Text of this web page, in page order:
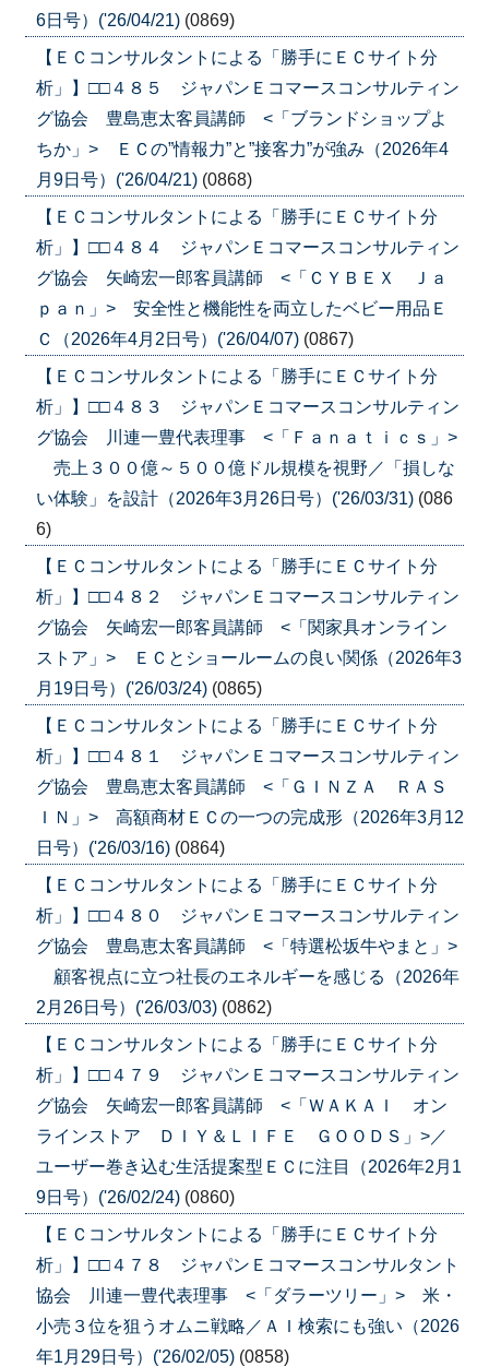
6日号）('26/04/21) (0869)
【ＥＣコンサルタントによる「勝手にＥＣサイト分
析」】□□４８５ ジャパンＥコマースコンサルティン
グ協会 豊島恵太客員講師 <「ブランドショップよ
ちか」> ＥＣの”情報力”と”接客力”が強み（2026年4
月9日号）('26/04/21) (0868)
【ＥＣコンサルタントによる「勝手にＥＣサイト分
析」】□□４８４ ジャパンＥコマースコンサルティン
グ協会 矢崎宏一郎客員講師 <「ＣＹＢＥＸ Ｊａ
ｐａｎ」> 安全性と機能性を両立したベビー用品Ｅ
Ｃ（2026年4月2日号）('26/04/07) (0867)
【ＥＣコンサルタントによる「勝手にＥＣサイト分
析」】□□４８３ ジャパンＥコマースコンサルティン
グ協会 川連一豊代表理事 <「Ｆａｎａｔｉｃｓ」>
売上３００億～５００億ドル規模を視野／「損しな
い体験」を設計（2026年3月26日号）('26/03/31) (086
6)
【ＥＣコンサルタントによる「勝手にＥＣサイト分
析」】□□４８２ ジャパンＥコマースコンサルティン
グ協会 矢崎宏一郎客員講師 <「関家具オンライン
ストア」> ＥＣとショールームの良い関係（2026年3
月19日号）('26/03/24) (0865)
【ＥＣコンサルタントによる「勝手にＥＣサイト分
析」】□□４８１ ジャパンＥコマースコンサルティン
グ協会 豊島恵太客員講師 <「ＧＩＮＺＡ ＲＡＳ
ＩＮ」> 高額商材ＥＣの一つの完成形（2026年3月12
日号）('26/03/16) (0864)
【ＥＣコンサルタントによる「勝手にＥＣサイト分
析」】□□４８０ ジャパンＥコマースコンサルティン
グ協会 豊島恵太客員講師 <「特選松坂牛やまと」>
顧客視点に立つ社長のエネルギーを感じる（2026年
2月26日号）('26/03/03) (0862)
【ＥＣコンサルタントによる「勝手にＥＣサイト分
析」】□□４７９ ジャパンＥコマースコンサルティン
グ協会 矢崎宏一郎客員講師 <「ＷＡＫＡＩ オン
ラインストア ＤＩＹ＆ＬＩＦＥ ＧＯＯＤＳ」>／
ユーザー巻き込む生活提案型ＥＣに注目（2026年2月1
9日号）('26/02/24) (0860)
【ＥＣコンサルタントによる「勝手にＥＣサイト分
析」】□□４７８ ジャパンＥコマースコンサルタント
協会 川連一豊代表理事 <「ダラーツリー」> 米・
小売３位を狙うオムニ戦略／ＡＩ検索にも強い（2026
年1月29日号）('26/02/05) (0858)